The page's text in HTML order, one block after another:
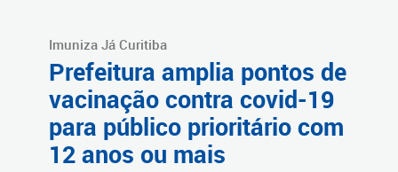
Imuniza Já Curitiba
Prefeitura amplia pontos de
vacinação contra covid-19
para público prioritário com
12 anos ou mais